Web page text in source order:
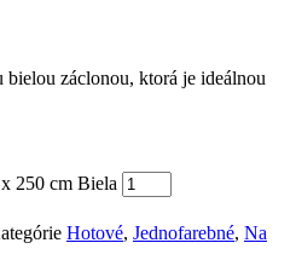
záclonou, ktorá je ideálnou
250 cm Biela
Hotové, Jednofarebné, Na